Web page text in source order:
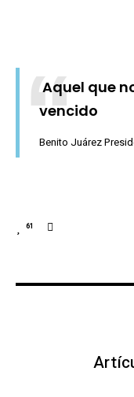
Aquel que
vencido
Benito Juárez
61